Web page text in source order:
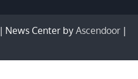
| News Center by Ascendoor |